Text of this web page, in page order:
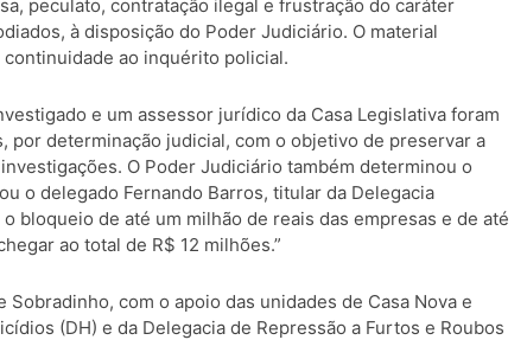
peculato, contratação ilegal e frustração do caráter
à disposição do Poder Judiciário. O material
ao inquérito policial.
e um assessor jurídico da Casa Legislativa foram
por determinação judicial, com o objetivo de preservar a
O Poder Judiciário também determinou o
o delegado Fernando Barros, titular da Delegacia
bloqueio de até um milhão de reais das empresas e de até
ao total de R$ 12 milhões.”
com o apoio das unidades de Casa Nova e
(DH) e da Delegacia de Repressão a Furtos e Roubos